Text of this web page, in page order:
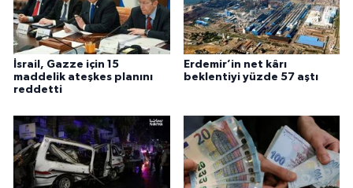
İsrail, Gazze için 15
maddelik ateşkes planını
reddetti
Erdemir’in net kârı
beklentiyi yüzde 57 aştı